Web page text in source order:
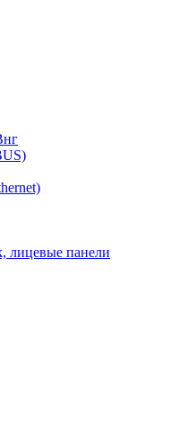
лицевые панели